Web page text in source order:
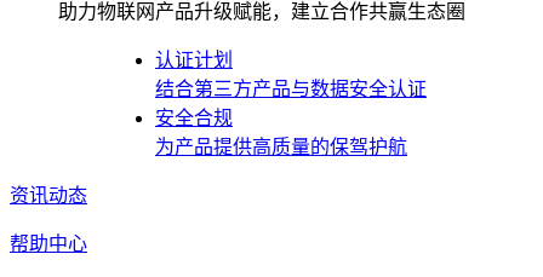
助力物联网产品升级赋能，建立合作共赢生态圈
认证计划
结合第三方产品与数据安全认证
安全合规
为产品提供高质量的保驾护航
资讯动态
帮助中心